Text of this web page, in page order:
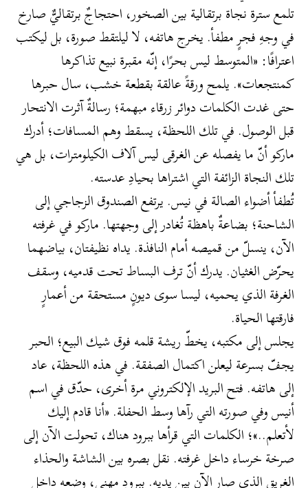
​تلمع سترة نجاة برتقالية بين الصخور، احتجاجٌ برتقاليٌّ صارخ
في وجهِ فجرٍ مطفأ. يخرج هاتفه، لا ليلتقط صورة، بل ليكتب
اعترافًا: «المتوسط ليس بحرًا، إنّه مقبرة نبيع تذاكرها
كمنتجعات». يلمح ورقةً عالقة بقطعة خشب، سال حبرها
حتى غدت الكلمات دوائر زرقاء مبهمة؛ رسالةٌ آثرت الانتحار
قبل الوصول. في تلك اللحظة، يسقط وهم المسافات؛ أدرك
ماركو أنّ ما يفصله عن الغرقى ليس آلاف الكيلومترات، بل هي
تلك النجاة الزائفة التي اشتراها بحيادِ عدسته.
تُطفأ أضواء الصالة في نيس. يرتفع الصندوق الزجاجي إلى
الشاحنة؛ بضاعةٌ باهظة تُغادر إلى وجهتها. ماركو في غرفته
الآن، ينسلّ من قميصه أمام النافذة. يداه نظيفتان، بياضهما
يحرّض الغثيان. يدرك أنّ ترف البساط تحت قدميه، وسقف
الغرفة الذي يحميه، ليسا سوى ديونٍ مستحقة من أعمارٍ
فارقتها الحياة.
يجلس إلى مكتبه، يخطّ ريشة قلمه فوق شيك البيع؛ الحبر
يجفّ بسرعة ليعلن اكتمال الصفقة. في هذه اللحظة، عاد
إلى هاتفه. فتح البريد الإلكتروني مرة أخرى، حدّق في اسم
أنيس وفي صورته التي رآها وسط الحفلة. «أنا قادم إليك
لأتعلم..»؛ الكلمات التي قرأها ببرود هناك، تحولت الآن إلى
صرخة خرساء داخل غرفته. نقل بصره بين الشاشة والحذاء
الغريق الذي صار الآن بين يديه. ببرودٍ مهني، وضعه داخل